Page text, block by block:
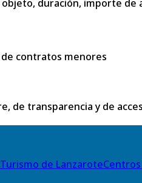
duración, importe
contratos menores
de transparencia y de